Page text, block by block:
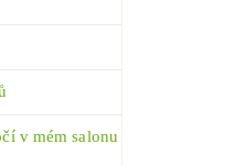
v mém salonu